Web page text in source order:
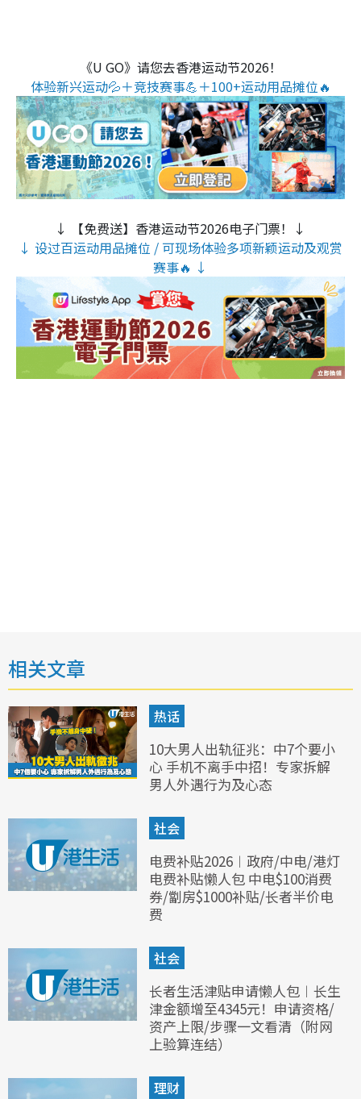
《U GO》请您去香港运动节2026！
体验新兴运动💦＋竞技赛事💪＋100+运动用品摊位🔥
↓ 【免费送】香港运动节2026电子门票！↓
↓ 设过百运动用品摊位 / 可现场体验多项新颖运动及观赏
赛事🔥 ↓
相关文章
热话
10大男人出轨征兆：中7个要小
心 手机不离手中招！专家拆解
男人外遇行为及心态
社会
电费补贴2026︱政府/中电/港灯
电费补贴懒人包 中电$100消费
券/劏房$1000补贴/长者半价电
费
社会
长者生活津贴申请懒人包︱长生
津金额增至4345元！申请资格/
资产上限/步骤一文看清（附网
上验算连结）
理财